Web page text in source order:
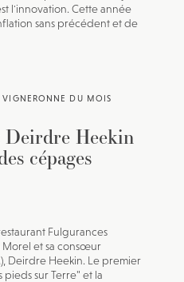
l'innovation. Cette année
sans précédent et de
DU MOIS
Heekin
cépages
Fulgurances
Morel et sa consœur
Deirdre Heekin. Le premier
sur Terre" et la